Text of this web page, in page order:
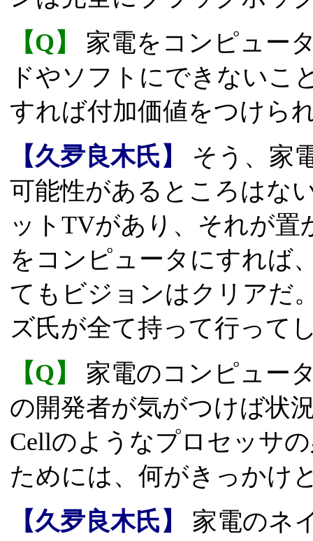
【Q】
家電をコンピュー
ドやソフトにできないこ
すれば付加価値をつけら
【久夛良木氏】
そう、家
可能性があるところはな
ットTVがあり、それが
をコンピュータにすれば
てもビジョンはクリアだ
ズ氏が全て持って行って
【Q】
家電のコンピュー
の開発者が気がつけば状
Cellのようなプロセッサ
ためには、何がきっかけ
【久夛良木氏】
家電のネ